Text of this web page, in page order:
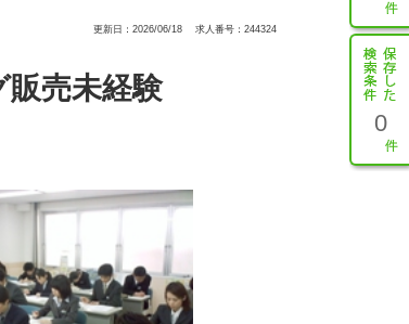
0
更新日：2026/06/18 求人番号：244324
販売未経験